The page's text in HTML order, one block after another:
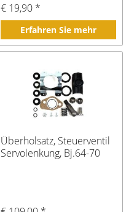
€ 19,90 *
Erfahren Sie mehr
Überholsatz, Steuerventil
Servolenkung, Bj.64-70